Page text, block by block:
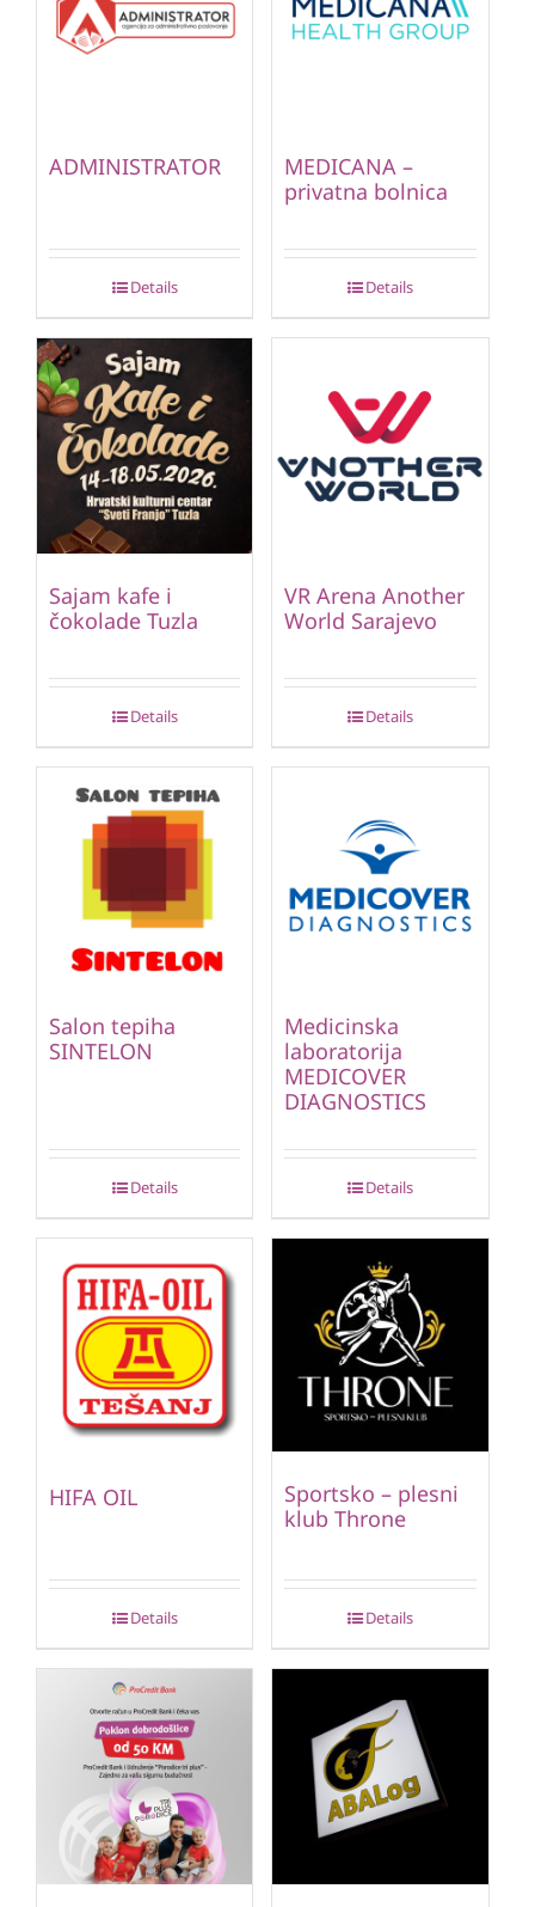
ADMINISTRATOR
Details
MEDICANA –
privatna bolnica
Details
Sajam kafe i
čokolade Tuzla
Details
VR Arena Another
World Sarajevo
Details
Salon tepiha
SINTELON
Details
Medicinska
laboratorija
MEDICOVER
DIAGNOSTICS
Details
HIFA OIL
Details
Sportsko – plesni
klub Throne
Details